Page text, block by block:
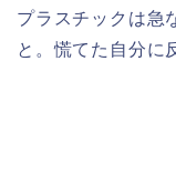
プラスチックは急
と。慌てた自分に